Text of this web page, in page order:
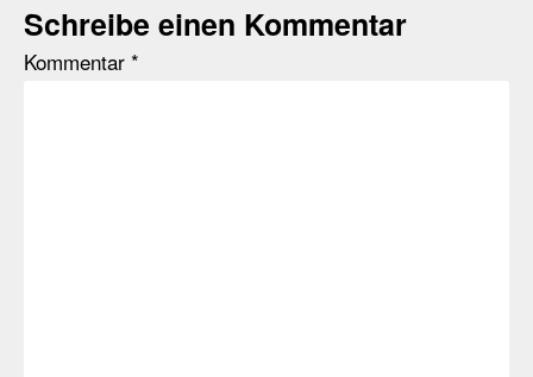
Schreibe einen Kommentar
Kommentar *